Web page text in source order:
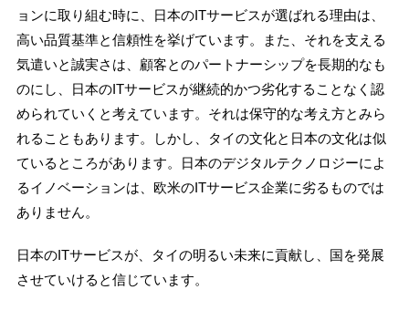
ョンに取り組む時に、日本のITサービスが選ばれる理由は、
高い品質基準と信頼性を挙げています。また、それを支える
気遣いと誠実さは、顧客とのパートナーシップを長期的なも
のにし、日本のITサービスが継続的かつ劣化することなく認
められていくと考えています。それは保守的な考え方とみら
れることもあります。しかし、タイの文化と日本の文化は似
ているところがあります。日本のデジタルテクノロジーによ
るイノベーションは、欧米のITサービス企業に劣るものでは
ありません。
日本のITサービスが、タイの明るい未来に貢献し、国を発展
させていけると信じています。